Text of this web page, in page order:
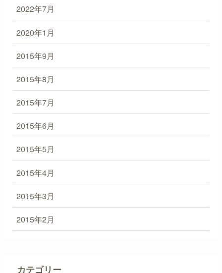
2022年7月
2020年1月
2015年9月
2015年8月
2015年7月
2015年6月
2015年5月
2015年4月
2015年3月
2015年2月
カテゴリー